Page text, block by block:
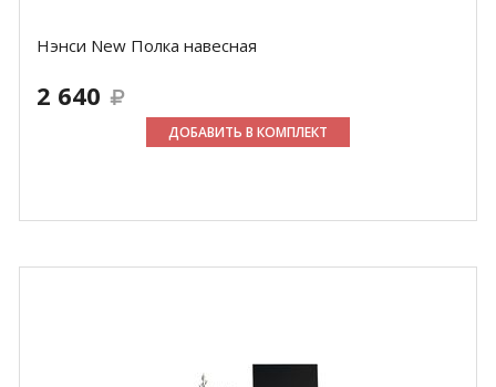
Нэнси New Полка навесная
2 640
ДОБАВИТЬ В КОМПЛЕКТ